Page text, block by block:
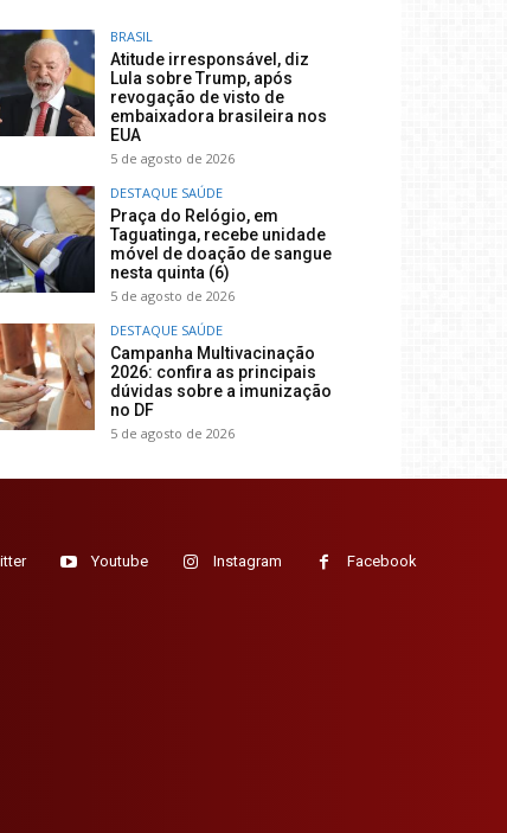
BRASIL
Atitude irresponsável, diz
Lula sobre Trump, após
revogação de visto de
embaixadora brasileira nos
EUA
5 de agosto de 2026
DESTAQUE SAÚDE
Praça do Relógio, em
Taguatinga, recebe unidade
móvel de doação de sangue
nesta quinta (6)
5 de agosto de 2026
DESTAQUE SAÚDE
Campanha Multivacinação
2026: confira as principais
dúvidas sobre a imunização
no DF
5 de agosto de 2026
Youtube Instagram Facebook